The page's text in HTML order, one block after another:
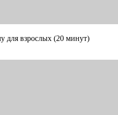
для взрослых (20 минут)